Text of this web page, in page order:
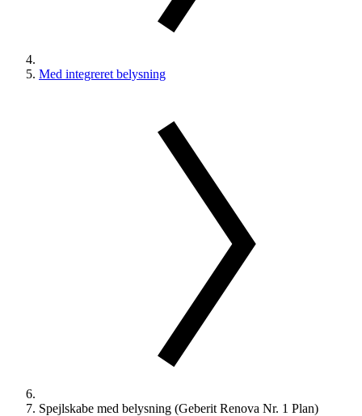
Med integreret belysning
Spejlskabe med belysning (Geberit Renova Nr. 1 Plan)